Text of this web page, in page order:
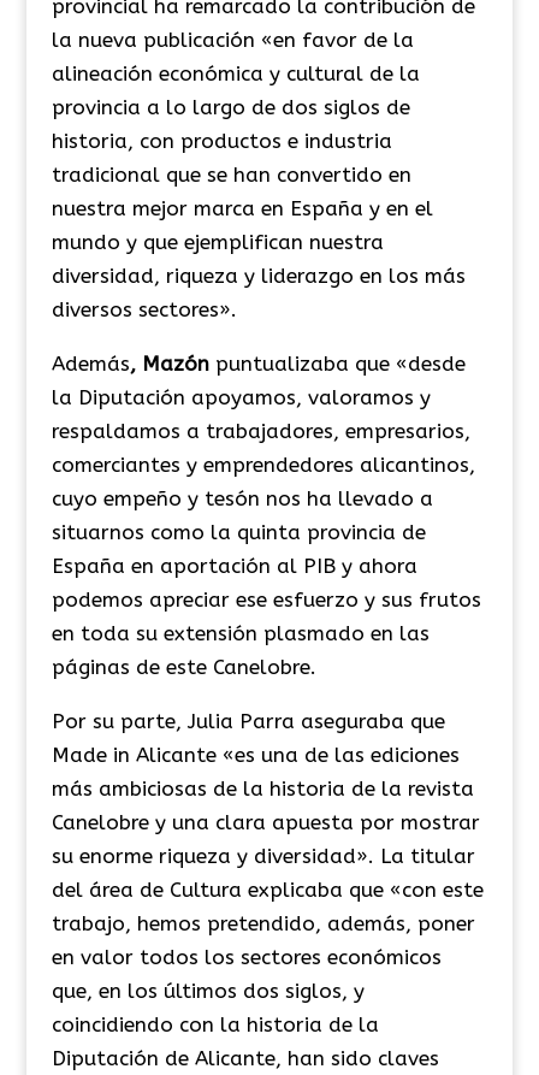
provincial ha remarcado la contribución de
la nueva publicación «en favor de la
alineación económica y cultural de la
provincia a lo largo de dos siglos de
historia, con productos e industria
tradicional que se han convertido en
nuestra mejor marca en España y en el
mundo y que ejemplifican nuestra
diversidad, riqueza y liderazgo en los más
diversos sectores».
Además, Mazónpuntualizaba que «desde
la Diputación apoyamos, valoramos y
respaldamos a trabajadores, empresarios,
comerciantes y emprendedores alicantinos,
cuyo empeño y tesón nos ha llevado a
situarnos como la quinta provincia de
España en aportación al PIB y ahora
podemos apreciar ese esfuerzo y sus frutos
en toda su extensión plasmado en las
páginas de este Canelobre.
Por su parte, Julia Parra aseguraba que
Made in Alicante «es una de las ediciones
más ambiciosas de la historia de la revista
Canelobre y una clara apuesta por mostrar
su enorme riqueza y diversidad». La titular
del área de Cultura explicaba que «con este
trabajo, hemos pretendido, además, poner
en valor todos los sectores económicos
que, en los últimos dos siglos, y
coincidiendo con la historia de la
Diputación de Alicante, han sido claves